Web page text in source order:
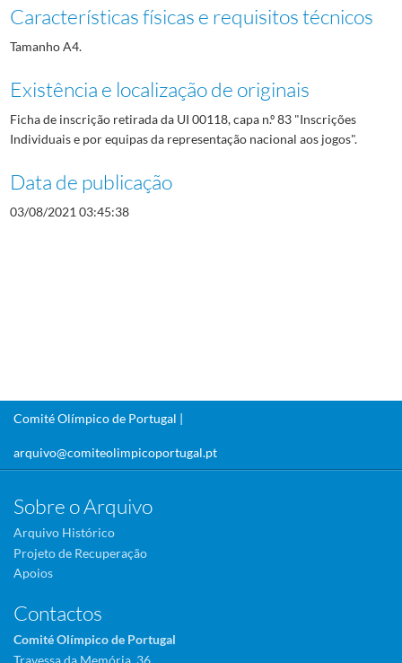
Características físicas e requisitos técnicos
Tamanho A4.
Existência e localização de originais
Ficha de inscrição retirada da UI 00118, capa n.º 83 "Inscrições
Individuais e por equipas da representação nacional aos jogos".
Data de publicação
03/08/2021 03:45:38
Comité Olímpico de Portugal |
arquivo@comiteolimpicoportugal.pt
Sobre o Arquivo
Arquivo Histórico
Projeto de Recuperação
Apoios
Contactos
Comité Olímpico de Portugal
Travessa da Memória, 36